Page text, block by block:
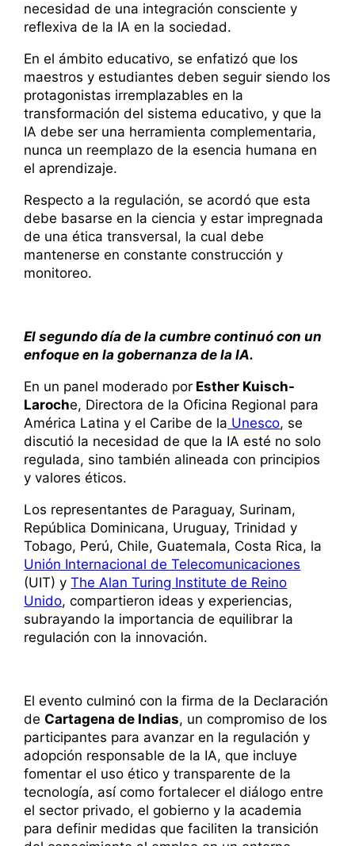
necesidad de una integración consciente y
reflexiva de la IA en la sociedad.
En el ámbito educativo, se enfatizó que los
maestros y estudiantes deben seguir siendo los
protagonistas irremplazables en la
transformación del sistema educativo, y que la
IA debe ser una herramienta complementaria,
nunca un reemplazo de la esencia humana en
el aprendizaje.
Respecto a la regulación, se acordó que esta
debe basarse en la ciencia y estar impregnada
de una ética transversal, la cual debe
mantenerse en constante construcción y
monitoreo.
El segundo día de la cumbre continuó con un
enfoque en la gobernanza de la IA.
En un panel moderado por Esther Kuisch-
Laroche, Directora de la Oficina Regional para
América Latina y el Caribe de la Unesco, se
discutió la necesidad de que la IA esté no solo
regulada, sino también alineada con principios
y valores éticos.
Los representantes de Paraguay, Surinam,
República Dominicana, Uruguay, Trinidad y
Tobago, Perú, Chile, Guatemala, Costa Rica, la
Unión Internacional de Telecomunicaciones
(UIT) yThe Alan Turing Institute de Reino
Unido, compartieron ideas y experiencias,
subrayando la importancia de equilibrar la
regulación con la innovación.
El evento culminó con la firma de la Declaración
deCartagena de Indias, un compromiso de los
participantes para avanzar en la regulación y
adopción responsable de la IA, que incluye
fomentar el uso ético y transparente de la
tecnología, así como fortalecer el diálogo entre
el sector privado, el gobierno y la academia
para definir medidas que faciliten la transición